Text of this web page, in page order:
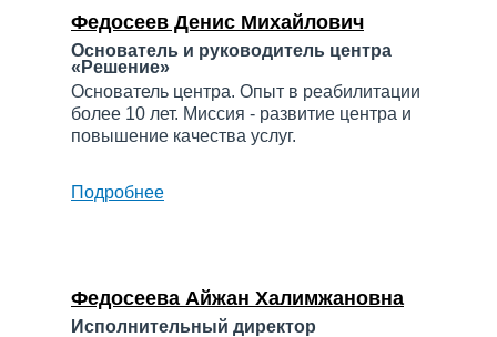
Федосеев Денис Михайлович
Основатель и руководитель центра
«Решение»
Основатель центра. Опыт в реабилитации
более 10 лет. Миссия - развитие центра и
повышение качества услуг.
Подробнее
Федосеева Айжан Халимжановна
Исполнительный директор